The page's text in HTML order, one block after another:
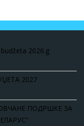
budžeta 2026.g
2027
ПОДРШКЕ ЗА